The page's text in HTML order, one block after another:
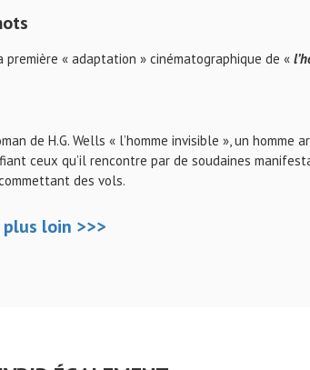
première « adaptation » cinématographique de «
de H.G. Wells « l’homme invisible », un
ceux qu’il rencontre par de soudaines
des vols.
plus loin >>>